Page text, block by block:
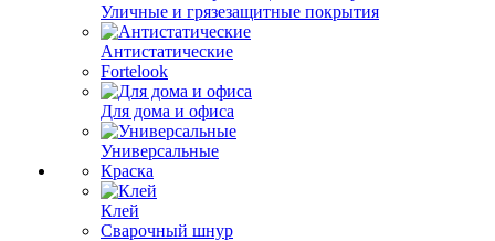
Уличные и грязезащитные покрытия
Антистатические
Fortelook
Для дома и офиса
Универсальные
Краска
Клей
Сварочный шнур